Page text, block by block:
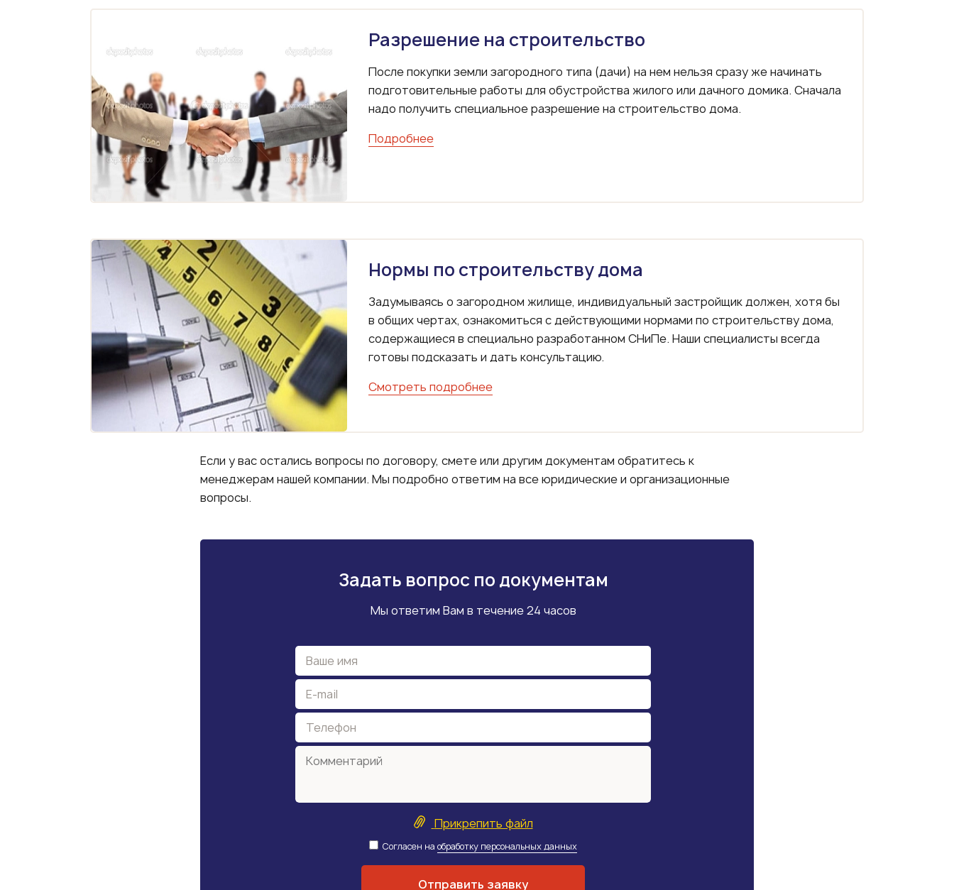
Разрешение на строительство
После покупки земли загородного типа (дачи) на нем нельзя сразу же начинать
подготовительные работы для обустройства жилого или дачного домика. Сначала
надо получить специальное разрешение на строительство дома.
Подробнее
Нормы по строительству дома
Задумываясь о загородном жилище, индивидуальный застройщик должен, хотя бы
в общих чертах, ознакомиться с действующими нормами по строительству дома,
содержащиеся в специально разработанном СНиПе. Наши специалисты всегда
готовы подсказать и дать консультацию.
Смотреть подробнее
Если у вас остались вопросы по договору, смете или другим документам обратитесь к
менеджерам нашей компании. Мы подробно ответим на все юридические и организационные
вопросы.
Задать вопрос по документам
Мы ответим Вам в течение 24 часов
Прикрепить файл
Согласен на обработку персональных данных